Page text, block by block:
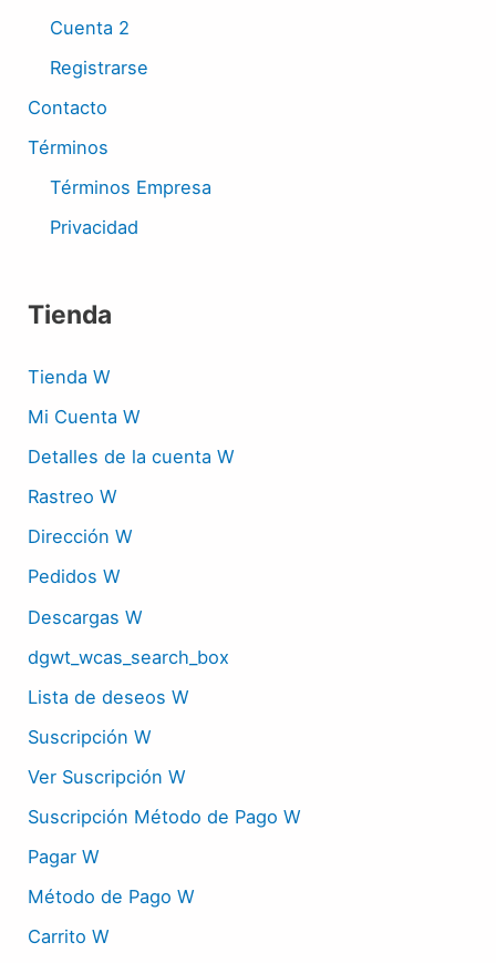
Cuenta 2
Registrarse
Contacto
Términos
Términos Empresa
Privacidad
Tienda
Tienda W
Mi Cuenta W
Detalles de la cuenta W
Rastreo W
Dirección W
Pedidos W
Descargas W
dgwt_wcas_search_box
Lista de deseos W
Suscripción W
Ver Suscripción W
Suscripción Método de Pago W
Pagar W
Método de Pago W
Carrito W